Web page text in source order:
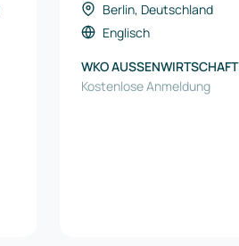
Berlin, Deutschland
Englisch
WKO AUSSENWIRTSCHAFT
AUSTRIA
Kostenlose Anmeldung